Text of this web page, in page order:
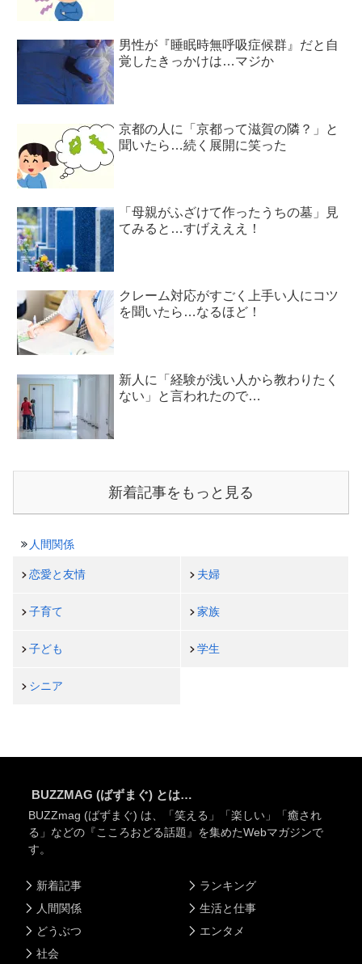
男性が『睡眠時無呼吸症候群』だと自
覚したきっかけは…マジか
京都の人に「京都って滋賀の隣？」と
聞いたら…続く展開に笑った
「母親がふざけて作ったうちの墓」見
てみると…すげえええ！
クレーム対応がすごく上手い人にコツ
を聞いたら…なるほど！
新人に「経験が浅い人から教わりたく
ない」と言われたので…
新着記事をもっと見る
人間関係
恋愛と友情 夫婦
子育て 家族
子ども 学生
シニア
BUZZMAG (ばずまぐ) とは…
BUZZmag (ばずまぐ) は、「笑える」「楽しい」「癒され
る」などの『こころおどる話題』を集めたWebマガジンで
す。
新着記事
人間関係
どうぶつ
社会
ランキング
生活と仕事
エンタメ